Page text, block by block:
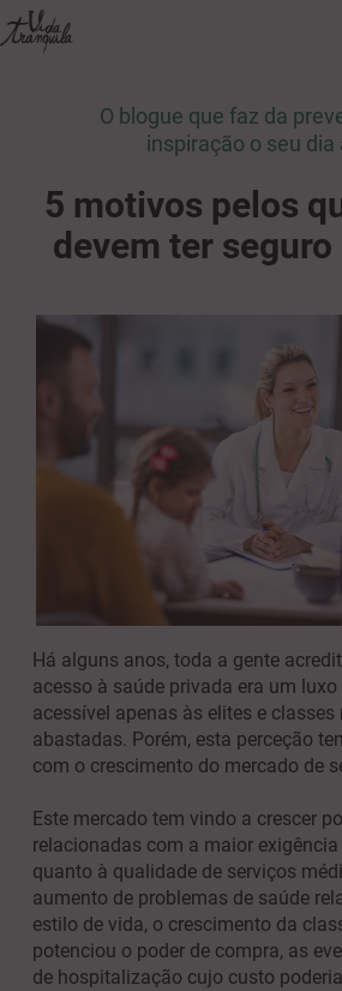
O blogue que faz da
inspiração o seu dia
5 motivos pelos
devem ter seguro
Há alguns anos, toda a gente
acesso à saúde privada era um
acessível apenas às elites e classes
abastadas. Porém, esta perceção
com o crescimento do mercado de
Este mercado tem vindo a crescer
relacionadas com a maior
quanto à qualidade de serviços
aumento de problemas de saúde
estilo de vida, o crescimento da
potenciou o poder de compra, as
de hospitalização cujo custo